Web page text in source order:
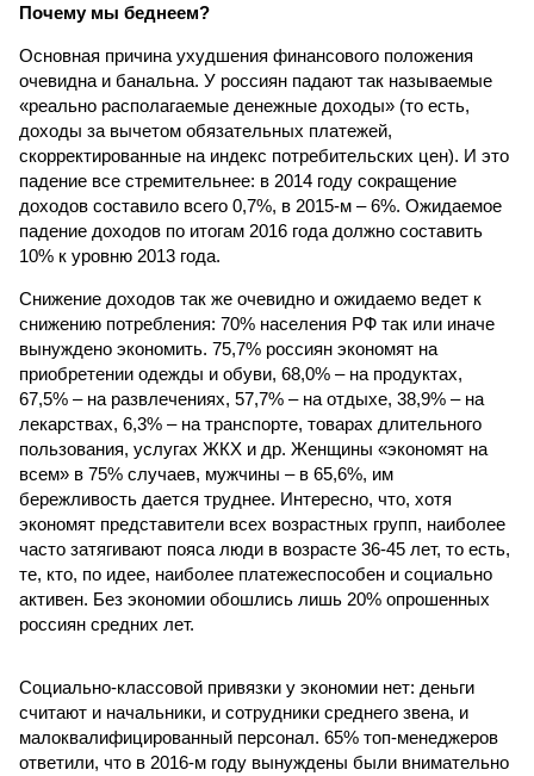
Почему мы беднеем?
Основная причина ухудшения финансового положения
очевидна и банальна. У россиян падают так называемые
«реально располагаемые денежные доходы» (то есть,
доходы за вычетом обязательных платежей,
скорректированные на индекс потребительских цен). И это
падение все стремительнее: в 2014 году сокращение
доходов составило всего 0,7%, в 2015-м – 6%. Ожидаемое
падение доходов по итогам 2016 года должно составить
10% к уровню 2013 года.
Снижение доходов так же очевидно и ожидаемо ведет к
снижению потребления: 70% населения РФ так или иначе
вынуждено экономить. 75,7% россиян экономят на
приобретении одежды и обуви, 68,0% – на продуктах,
67,5% – на развлечениях, 57,7% – на отдыхе, 38,9% – на
лекарствах, 6,3% – на транспорте, товарах длительного
пользования, услугах ЖКХ и др. Женщины «экономят на
всем» в 75% случаев, мужчины – в 65,6%, им
бережливость дается труднее. Интересно, что, хотя
экономят представители всех возрастных групп, наиболее
часто затягивают пояса люди в возрасте 36-45 лет, то есть,
те, кто, по идее, наиболее платежеспособен и социально
активен. Без экономии обошлись лишь 20% опрошенных
россиян средних лет.
Социально-классовой привязки у экономии нет: деньги
считают и начальники, и сотрудники среднего звена, и
малоквалифицированный персонал. 65% топ-менеджеров
ответили, что в 2016-м году вынуждены были внимательно